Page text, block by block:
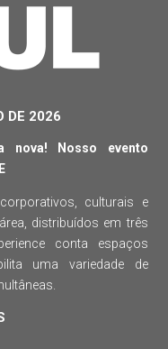
DE 2026
nova! Nosso evento
culturais e
distribuídos em três
conta espaços
uma variedade de